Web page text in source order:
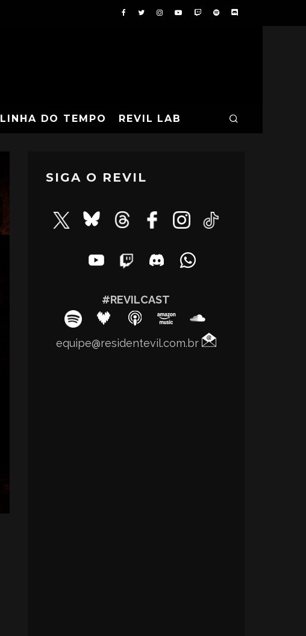
LINHA DO TEMPO REVIL LAB
SIGA O REVIL
#REVILCAST
equipe@residentevil.com.br